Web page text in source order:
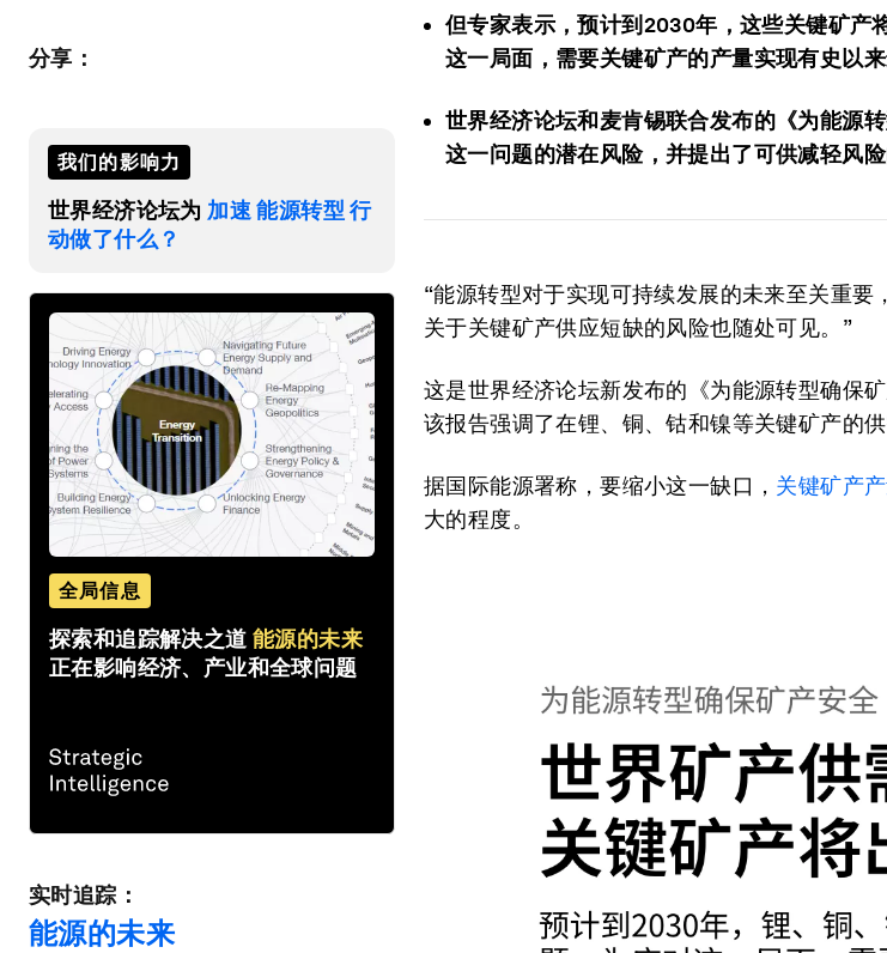
分享：
我们的影响力
世界经济论坛为 加速 能源转型 行
动做了什么？
全局信息
探索和追踪解决之道 能源的未来
正在影响经济、产业和全球问题
实时追踪：
能源的未来
但专家表示，预计到2030年，这些关键矿产
这一局面，需要关键矿产的产量实现有史以来
世界经济论坛和麦肯锡联合发布的《为能源
这一问题的潜在风险，并提出了可供减轻风险
“能源转型对于实现可持续发展的未来至关重要
关于关键矿产供应短缺的风险也随处可见。”
这是世界经济论坛新发布的《为能源转型确保
该报告强调了在锂、铜、钴和镍等关键矿产的
据国际能源署称，要缩小这一缺口， 关键矿产
大的程度。